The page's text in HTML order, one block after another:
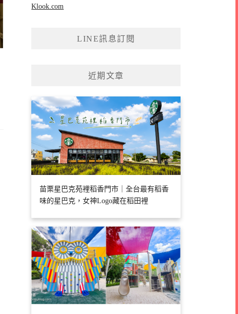
Klook.com
LINE訊息訂閱
近期文章
苗栗星巴克苑裡稻香門市｜全台最有稻香
味的星巴克，女神Logo藏在稻田裡